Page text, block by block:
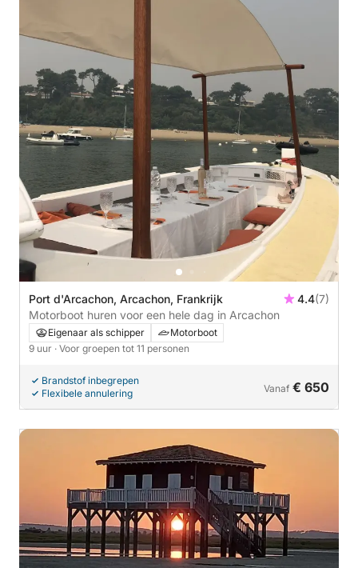
Port d'Arcachon, Arcachon, Frankrijk 4.4(7)
Motorboot huren voor een hele dag in Arcachon
Eigenaar als schipper
Motorboot
9 uur · Voor groepen tot 11 personen
Brandstof inbegrepen
Flexibele annulering
Vanaf € 650